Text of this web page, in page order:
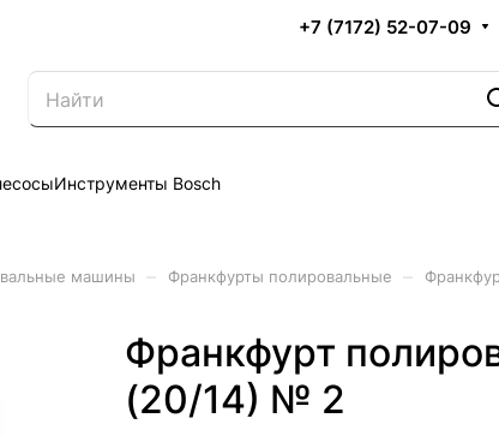
+7 (7172) 52-07-09
Инструменты Bosch
машины Франкфурты полировальные
Франкфурт
(20/14) № 2